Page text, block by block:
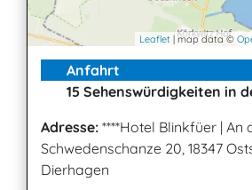
Leaflet | map data ©
Anfahrt
15 Sehenswürdigkeiten in
Adresse: ****Hotel Blinkfüer | An
Schwedenschanze 20, 18347
Dierhagen